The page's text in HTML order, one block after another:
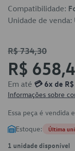
Compatibilidade:
Unidade de venda:
R$ 734,30
R$
Em até 💳 6x de
Informações sobre
Essa peça é vendida
Estoque: Última
1 unidade disponível